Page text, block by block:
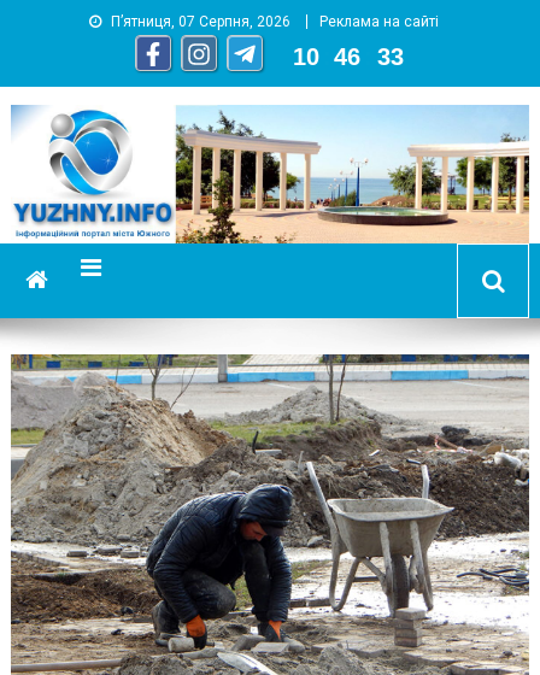
П’ятниця, 07 Серпня, 2026 Реклама на сайті
10 46 34
YUZHNY.INFO
информационный портал города Южный